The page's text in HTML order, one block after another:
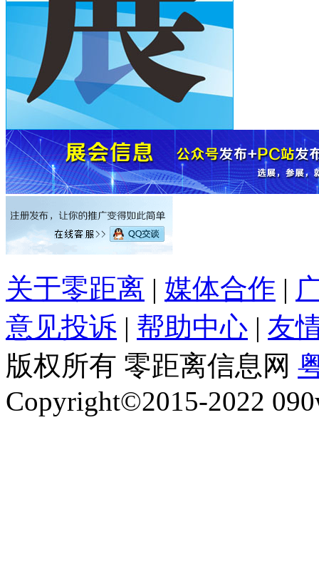
关于零距离 | 媒体合作 |
意见投诉 | 帮助中心 | 友
版权所有 零距离信息网
Copyright©2015-2022